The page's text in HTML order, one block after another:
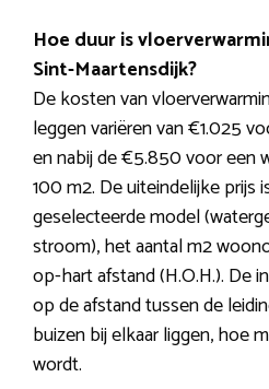
Hoe duur is
Sint-Maartensdijk?
De kosten van
leggen variëren van €1.025
en nabij de €5.850 voor een
100 m2. De uiteindelijke prijs
geselecteerde model
stroom), het aantal m2
op-hart afstand (H.O.H.). De
op de afstand tussen de
buizen bij elkaar liggen, hoe
wordt.